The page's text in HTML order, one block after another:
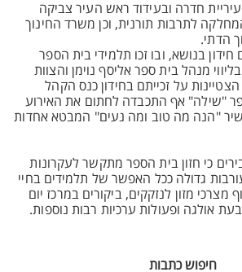
חדרה ובעידוד ראש העיר צביקה
לתרבות תורנית, וכן משרד החינוך
הדתי.
בנושא, ובו זכו תלמידי בית הספר
מנהל בית ספר אליסף נוימן והצוות
הצטיינות על זכייתם בחידון כנס הקהל
"שילה" אף התכבדה לחתום את האירוע
"הנה מה טוב ומה נעים" המבטא אחדות
כי חזון בית הספר מתקשר לעקרונות
גדולה ככל האפשר של תלמידים בחיי
מצרכי מזון לנזקקים, ביקורים במרכז יום
אולגה ופעולות ערכיות רבות נוספות.
חיפוש כתבות